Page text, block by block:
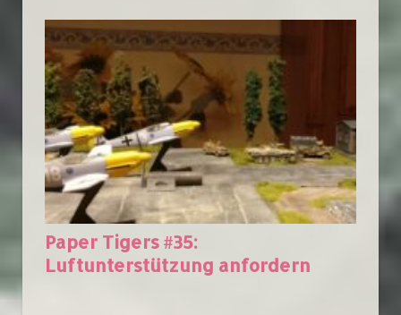
Paper Tigers #35:
Luftunterstützung anfordern